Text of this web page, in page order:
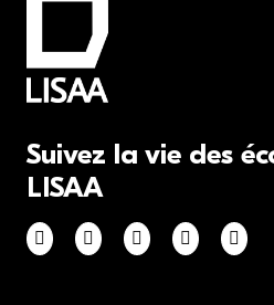
Suivez la vie des
LISAA